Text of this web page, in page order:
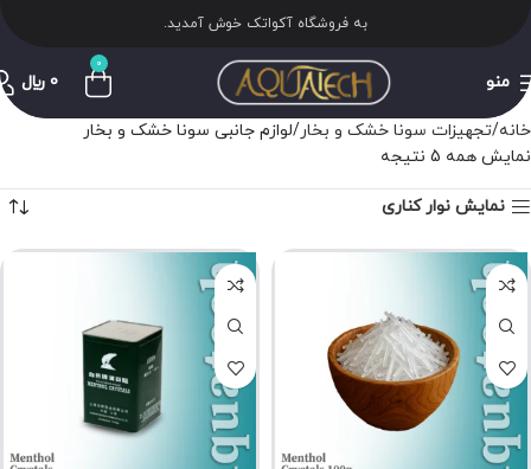
به فروشگاه آکواتک خوش آمدید.
منو
0
0 ﷼
خانه تجهیزات سونا خشک و بخار لوازم جانبی سونا خشک و بخار
نمایش همه 5 نتیجه
نمایش نوار کناری